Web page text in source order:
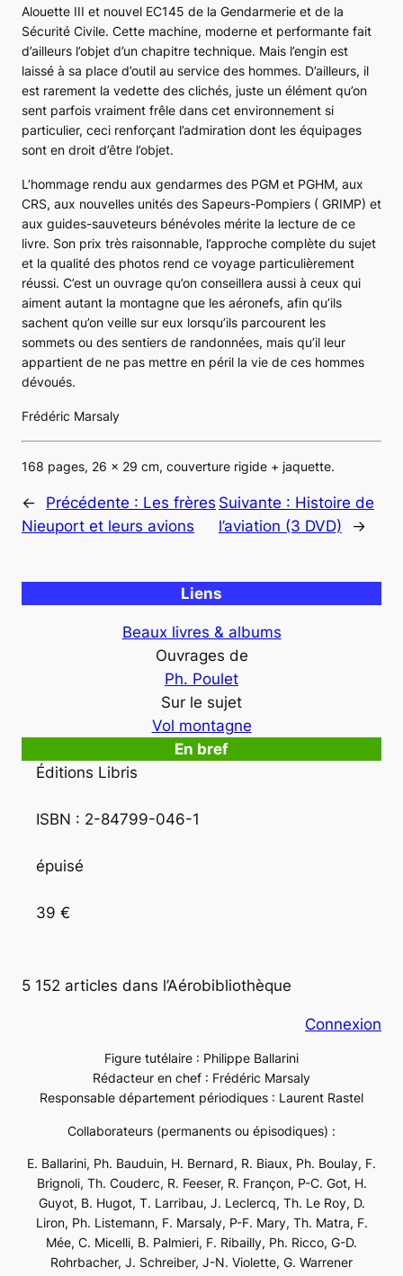
Alouette III et nouvel EC145 de la Gendarmerie et de la
Sécurité Civile. Cette machine, moderne et performante fait
d’ailleurs l’objet d’un chapitre technique. Mais l’engin est
laissé à sa place d’outil au service des hommes. D’ailleurs, il
est rarement la vedette des clichés, juste un élément qu’on
sent parfois vraiment frêle dans cet environnement si
particulier, ceci renforçant l’admiration dont les équipages
sont en droit d’être l’objet.
L’hommage rendu aux gendarmes des PGM et PGHM, aux
CRS, aux nouvelles unités des Sapeurs-Pompiers ( GRIMP) et
aux guides-sauveteurs bénévoles mérite la lecture de ce
livre. Son prix très raisonnable, l’approche complète du sujet
et la qualité des photos rend ce voyage particulièrement
réussi. C’est un ouvrage qu’on conseillera aussi à ceux qui
aiment autant la montagne que les aéronefs, afin qu’ils
sachent qu’on veille sur eux lorsqu’ils parcourent les
sommets ou des sentiers de randonnées, mais qu’il leur
appartient de ne pas mettre en péril la vie de ces hommes
dévoués.
Frédéric Marsaly
168 pages, 26 x 29 cm, couverture rigide + jaquette.
← Précédente : Les frères
Nieuport et leurs avions
Suivante : Histoire de
l’aviation (3 DVD)
→
Liens
Beaux livres & albums
Ouvrages de
Ph. Poulet
Sur le sujet
Vol montagne
En bref
Éditions Libris
épuisé
39 €
5 152 articles dans l’Aérobibliothèque
Connexion
Figure tutélaire : Philippe Ballarini
Rédacteur en chef : Frédéric Marsaly
Responsable département périodiques : Laurent Rastel
Collaborateurs (permanents ou épisodiques) :
E. Ballarini, Ph. Bauduin, H. Bernard, R. Biaux, Ph. Boulay, F.
Brignoli, Th. Couderc, R. Feeser, R. Françon, P-C. Got, H.
Guyot, B. Hugot, T. Larribau, J. Leclercq, Th. Le Roy, D.
Liron, Ph. Listemann, F. Marsaly, P-F. Mary, Th. Matra, F.
Mée, C. Micelli, B. Palmieri, F. Ribailly, Ph. Ricco, G-D.
Rohrbacher, J. Schreiber, J-N. Violette, G. Warrener